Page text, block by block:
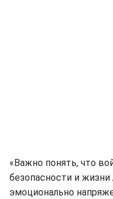
«Важно понять, что
безопасности и
эмоционально